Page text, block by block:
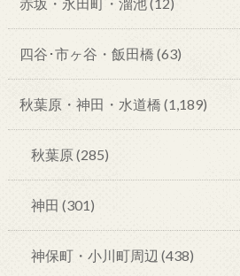
四谷･市ヶ谷・飯田橋 (63)
秋葉原・神田・水道橋 (1,189)
秋葉原 (285)
神田 (301)
神保町・小川町周辺 (438)